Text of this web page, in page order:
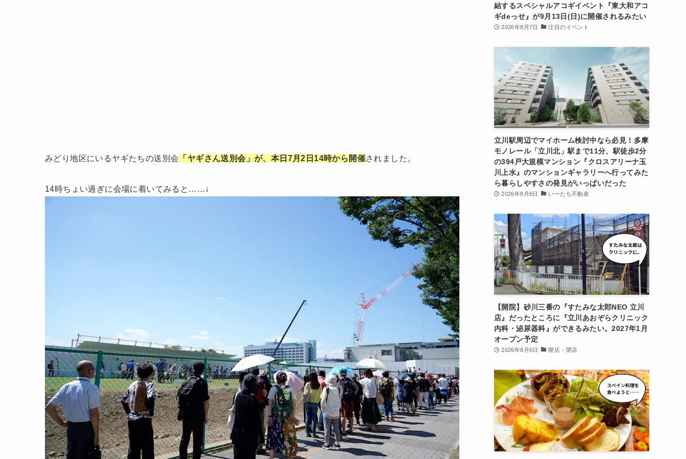
みどり地区にいるヤギたちの送別会 「ヤギさん送別会」が、本日7月2日14時から開催されました。
14時ちょい過ぎに会場に着いてみると……↓
結するスペシャルアコギイベント『東大和アコ
ギdeっせ』が9月13日(日)に開催されるみたい
2026年8月7日 注目のイベント
立川駅周辺でマイホーム検討中なら必見！多摩
モノレール「立川北」駅まで11分、駅徒歩2分
の394戸大規模マンション『クロスアリーナ玉
川上水』のマンションギャラリーへ行ってみた
ら暮らしやすさの発見がいっぱいだった
2026年8月6日 いーたち不動産
【開院】砂川三番の『すたみな太郎NEO 立川
店』だったところに『立川あおぞらクリニック
内科・泌尿器科』ができるみたい。2027年1月
オープン予定
2026年8月6日 開店・閉店